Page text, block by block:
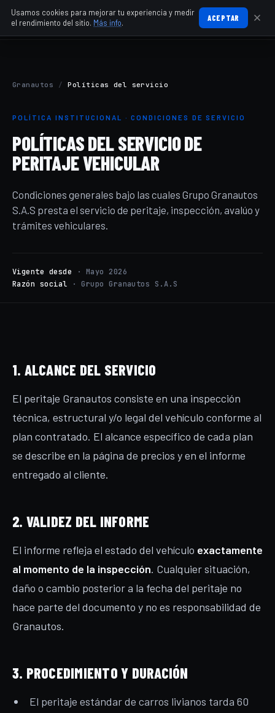
Granautos / Políticas del servicio
POLÍTICA INSTITUCIONAL · CONDICIONES DE SERVICIO
POLÍTICAS DEL SERVICIO DE
PERITAJE VEHICULAR
Condiciones generales bajo las cuales Grupo Granautos
S.A.S presta el servicio de peritaje, inspección, avalúo y
trámites vehiculares.
Vigente desde · Mayo 2026
Razón social · Grupo Granautos S.A.S
1. ALCANCE DEL SERVICIO
El peritaje Granautos consiste en una inspección
técnica, estructural y/o legal del vehículo conforme al
plan contratado. El alcance específico de cada plan
se describe en la página de precios y en el informe
entregado al cliente.
2. VALIDEZ DEL INFORME
El informe refleja el estado del vehículo exactamente
al momento de la inspección. Cualquier situación,
daño o cambio posterior a la fecha del peritaje no
hace parte del documento y no es responsabilidad de
Granautos.
3. PROCEDIMIENTO Y DURACIÓN
El peritaje estándar de carros livianos tarda 60
Usamos cookies para mejorar tu experiencia y medir
el rendimiento del sitio. Más info. ACEPTAR